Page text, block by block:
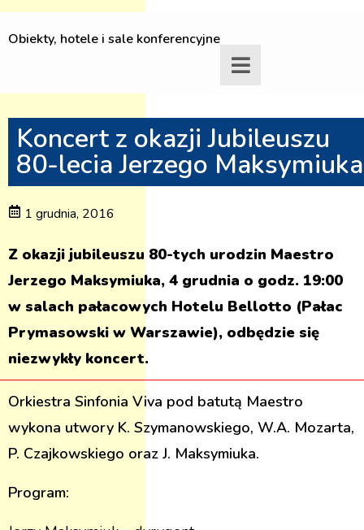
Obiekty, hotele i sale konferencyjne
Koncert z okazji Jubileuszu
80-lecia Jerzego Maksymiuka
1 grudnia, 2016
Z okazji jubileuszu 80-tych urodzin Maestro
Jerzego Maksymiuka, 4 grudnia o godz. 19:00
w salach pałacowych Hotelu Bellotto (Pałac
Prymasowski w Warszawie), odbędzie się
niezwykły koncert.
Orkiestra Sinfonia Viva pod batutą Maestro
wykona utwory K. Szymanowskiego, W.A. Mozarta,
P. Czajkowskiego oraz J. Maksymiuka.
Program: